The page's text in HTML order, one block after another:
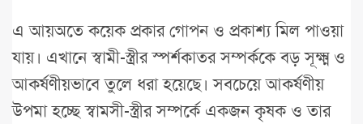
এ আয়অতে কয়েক প্রকার গোপন ও প্রকাশ্য মিল পাওয়া
যায়। এখানে স্বামী-স্ত্রীর স্পর্শকাতর সম্পর্ককে বড় সূক্ষ্ম ও
আকর্ষণীয়ভাবে তুলে ধরা হয়েছে। সবচেয়ে আকর্ষণীয়
উপমা হচ্ছে স্বামসী-স্ত্রীর সম্পর্কে একজন কৃষক ও তার